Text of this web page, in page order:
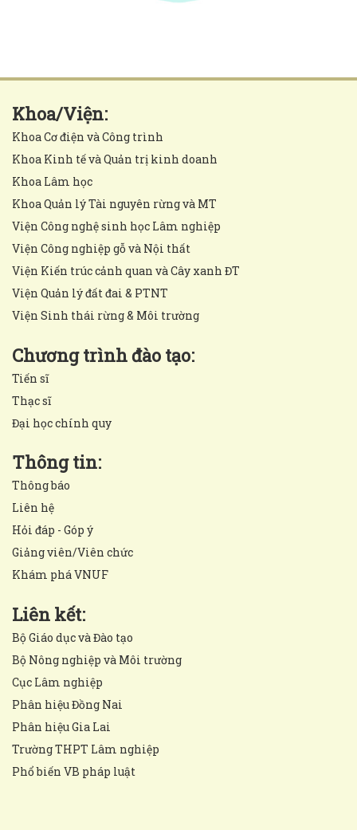
Khoa/Viện:
Khoa Cơ điện và Công trình
Khoa Kinh tế và Quản trị kinh doanh
Khoa Lâm học
Khoa Quản lý Tài nguyên rừng và MT
Viện Công nghệ sinh học Lâm nghiệp
Viện Công nghiệp gỗ và Nội thất
Viện Kiến trúc cảnh quan và Cây xanh ĐT
Viện Quản lý đất đai & PTNT
Viện Sinh thái rừng & Môi trường
Chương trình đào tạo:
Tiến sĩ
Thạc sĩ
Đại học chính quy
Thông tin:
Thông báo
Liên hệ
Hỏi đáp - Góp ý
Giảng viên/Viên chức
Khám phá VNUF
Liên kết:
Bộ Giáo dục và Đào tạo
Bộ Nông nghiệp và Môi trường
Cục Lâm nghiệp
Phân hiệu Đồng Nai
Phân hiệu Gia Lai
Trường THPT Lâm nghiệp
Phổ biến VB pháp luật